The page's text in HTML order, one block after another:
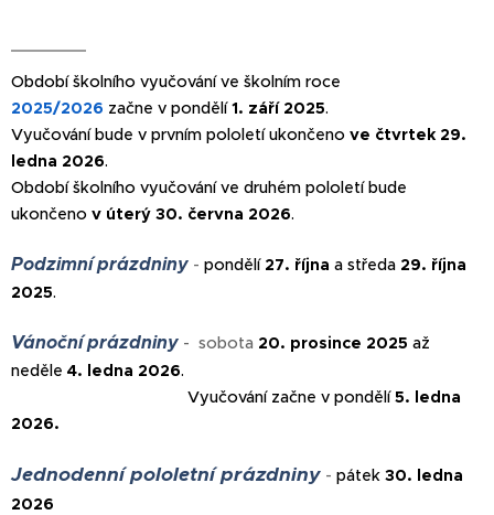
Období školního vyučování ve školním roce
2025/2026 začne v pondělí1. září 2025.
Vyučování bude v prvním pololetí ukončeno ve čtvrtek 29.
ledna 2026.
Období školního vyučování ve druhém pololetí bude
ukončeno v úterý 30. června 2026.
Podzimní prázdniny - pondělí 27. října a středa 29. října
2025.
Vánoční prázdniny - sobota 20. prosince 2025 až
neděle 4. ledna 2026.
Vyučování začne v pondělí5. ledna
2026.
Jednodenní pololetní prázdniny - pátek 30. ledna
2026